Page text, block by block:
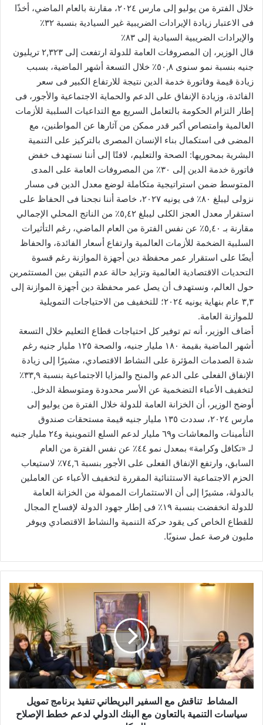
خلال الفترة من يوليو إلى مارس ٢٠٢٤، مقارنة بالعام الماضي، أخذًا
فى الاعتبار زيادة الإيرادات الضريبية غير السيادية بنسبة ٣٢٪
والإيرادات الضريبية السيادية إلى ٨٣٪
قال الوزير، إن المصروفات العامة للدولة ارتفعت إلى ٢,٣٢٣ تريليون
جنيه بنسبة نمو سنوى ٥٠,٨٪ خلال التسعة أشهر الماضية، بسبب
زيادة قيمة وفاتورة خدمة الدين نتيجة للارتفاع الكبير فى سعر
الفائدة، وزيادة الإنفاق على الدعم والحماية الاجتماعية والأجور، فى
إطار التزام الحكومة بالتعامل السريع مع التداعيات السلبية للأزمات
العالمية وامتصاص أكبر قدر ممكن من آثارها عن المواطنين، مع
المضى فى استكمال بناء الإنسان المصرى بالتركيز على التنمية
البشرية بمحوريها: الصحة والتعليم، لافتًا إلى أننا نستهدف خفض
فاتورة خدمة الدين إلى ٣٠٪ من المصروفات العامة على المدى
المتوسط ضمن استراتيجية متكاملة لوضع معدل الدين فى مسار
نزولى ليبلغ ٨٠٪ فى يونيه ٢٠٢٧، خاصة أننا نجحنا فى الحفاظ على
استقرار معدل العجز الكلى ليبلغ ٥,٤٢٪ من الناتج المحلي الإجمالي
مقارنة بـ ٥,٤٠٪ عن نفس الفترة من العام الماضي، رغم التأثيرات
السلبية الضخمة للأزمات العالمية وارتفاع أسعار الفائدة، والحفاظ
أيضًا على استقرار عمر محفظة دين أجهزة الموازنة رغم قسوة
التحديات الاقتصادية العالمية وتزايد حالة عدم التيقن بين المستثمرين
حول العالم، ونستهدف أن يصل عمر محفظة دين أجهزة الموازنة إلى
٣,٣ عام بنهاية يونيه ٢٠٢٤؛ للتخفيف من الاحتياجات التمويلية
للموازنة العامة.
أضاف الوزير، أنه تم توفير كل احتياجات قطاع التعليم خلال التسعة
أشهر الماضية بقيمة ١٨٠ مليار جنيه، والصحة ١٢٥ مليار جنيه رغم
شدة الصدمات المؤثرة على النشاط الاقتصادي، مشيرًا إلى زيادة
الإنفاق الفعلى على الدعم والمنح والمزايا الاجتماعية بنسبة ٣٣,٩٪
لتخفيف الأعباء التضخمية عن الأسر محدودة ومتوسطة الدخل.
أوضح الوزير، أن الخزانة العامة للدولة خلال الفترة من يوليو إلى
مارس ٢٠٢٤، سددت ١٣٥ مليار جنيه قيمة مستحقات صندوق
التأمينات والمعاشات و٦٩ مليار لدعم السلع التموينية و٢٤ مليار جنيه
لـ «تكافل وكرامة» بمعدل نمو ٤٤٪ عن نفس الفترة من العام
السابق، وارتفع الإنفاق الفعلى على الأجور بنسبة ٧٤,٦٪ لاستيعاب
الحزم الاجتماعية الاستثنائية المقررة لتخفيف الأعباء عن العاملين
بالدولة، مشيرًا إلى أن الاستثمارات الممولة من الخزانة العامة
للدولة انخفضت بنسبة ١٩٪ فى إطار جهود الدولة لإفساح المجال
للقطاع الخاص كى يقود حركة التنمية والنشاط الاقتصادي ويوفر
مليون فرصة عمل سنويًا.
المشاط
البريطاني
تنفيذ
برنامج
تمويل
سياسات
التنمية
بالتعاون
المشاط تناقش مع السفير البريطاني تنفيذ برنامج تمويل
سياسات التنمية بالتعاون مع البنك الدولي لدعم خطط الإصلاح